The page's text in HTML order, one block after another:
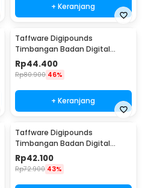
+ Keranjang
Taffware Digipounds
Timbangan Badan Digital
Scale Rechargeable 180kg -
SC-12U
Rp44.400
Rp80.900 46%
+ Keranjang
Taffware Digipounds
Timbangan Badan Digital
Scale Battery 0.05kg 180kg -
SC-12
Rp42.100
Rp72.900 43%